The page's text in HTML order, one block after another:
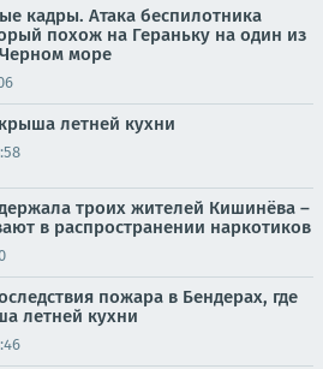
кадры. Атака беспилотника
похож на Гераньку на один из
море
летней кухни
троих жителей Кишинёва –
в распространении наркотиков
пожара в Бендерах, где
летней кухни